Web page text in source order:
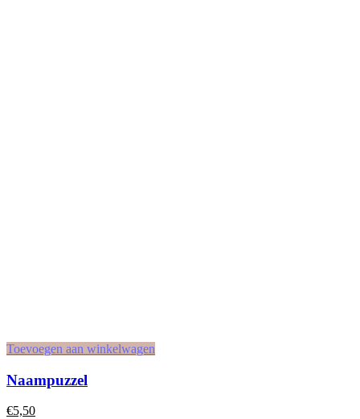
Toevoegen aan winkelwagen
Naampuzzel
€5,50